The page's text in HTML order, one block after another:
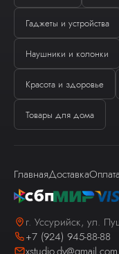
Гаджеты и устройства
Наушники и колонки
Красота и здоровье
Товары для дома
ГлавнаяДоставкаОплата
г. Уссурийск, ул.
+7 (924) 945-88-88
xstudio.dv@gmail.com
Ева